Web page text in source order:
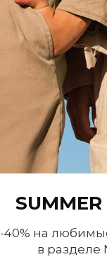
SUMMER
-40% на
в разделе